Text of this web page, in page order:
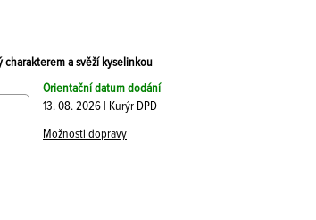
charakterem a svěží kyselinkou
Orientační datum dodání
13. 08. 2026 | Kurýr DPD
Možnosti dopravy